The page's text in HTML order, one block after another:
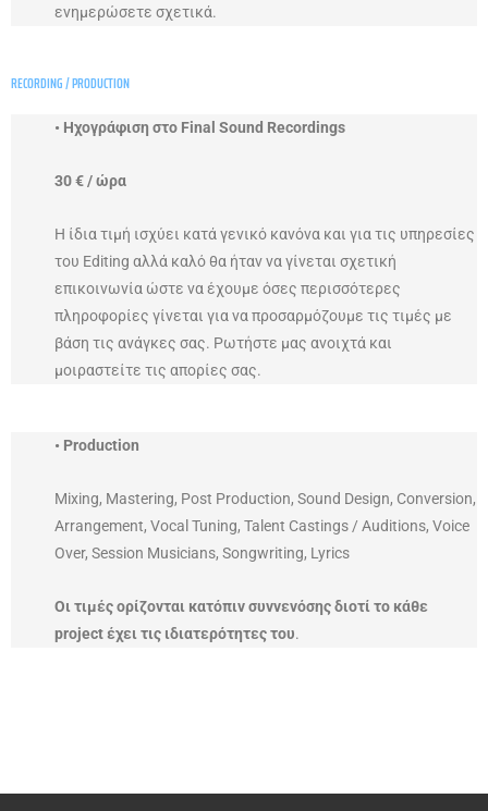
ενημερώσετε σχετικά.
RECORDING / PRODUCTION
• Ηχογράφιση στο Final Sound Recordings
30 € / ώρα
Η ίδια τιμή ισχύει κατά γενικό κανόνα και για τις υπηρεσίες
του Editing αλλά καλό θα ήταν να γίνεται σχετική
επικοινωνία ώστε να έχουμε όσες περισσότερες
πληροφορίες γίνεται για να προσαρμόζουμε τις τιμές με
βάση τις ανάγκες σας. Ρωτήστε μας ανοιχτά και
μοιραστείτε τις απορίες σας.
• Production
Mixing, Mastering, Post Production, Sound Design, Conversion,
Arrangement, Vocal Tuning, Talent Castings / Auditions, Voice
Over, Session Musicians, Songwriting, Lyrics
Οι τιμές ορίζονται κατόπιν συννενόσης διοτί το κάθε
project έχει τις ιδιατερότητες του.